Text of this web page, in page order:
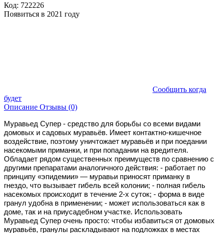
Код: 722226
Появиться в 2021 году
Сообщить когда
будет
Описание Отзывы (0)
Муравьед Супер - средство для борьбы со всеми видами
домовых и садовых муравьёв. Имеет контактно-кишечное
воздействие, поэтому уничтожает муравьёв и при поедании
насекомыми приманки, и при попадании на вредителя.
Обладает рядом существенных преимуществ по сравнению с
другими препаратами аналогичного действия: - работает по
принципу «эпидемии» — муравьи приносят приманку в
гнездо, что вызывает гибель всей колонии; - полная гибель
насекомых происходит в течение 2-х суток; - форма в виде
гранул удобна в применении; - может использоваться как в
доме, так и на приусадебном участке. Использовать
Муравьед Супер очень просто: чтобы избавиться от домовых
муравьёв, гранулы раскладывают на подложках в местах